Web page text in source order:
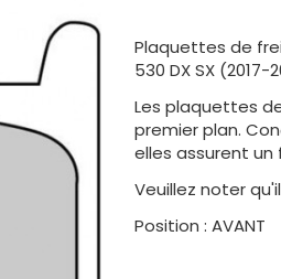
Plaquettes de
530 DX SX (2017-
Les plaquettes
premier plan.
elles assurent
Veuillez noter
Position : AVANT